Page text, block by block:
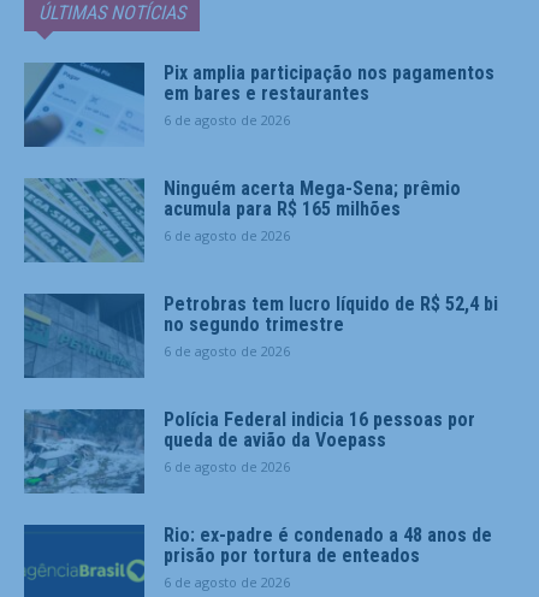
ÚLTIMAS NOTÍCIAS
Pix amplia participação nos pagamentos
em bares e restaurantes
6 de agosto de 2026
Ninguém acerta Mega-Sena; prêmio
acumula para R$ 165 milhões
6 de agosto de 2026
Petrobras tem lucro líquido de R$ 52,4 bi
no segundo trimestre
6 de agosto de 2026
Polícia Federal indicia 16 pessoas por
queda de avião da Voepass
6 de agosto de 2026
Rio: ex-padre é condenado a 48 anos de
prisão por tortura de enteados
6 de agosto de 2026